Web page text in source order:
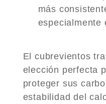
más
especialmente
El cubrevientos
elección perfecta
proteger sus
estabilidad del